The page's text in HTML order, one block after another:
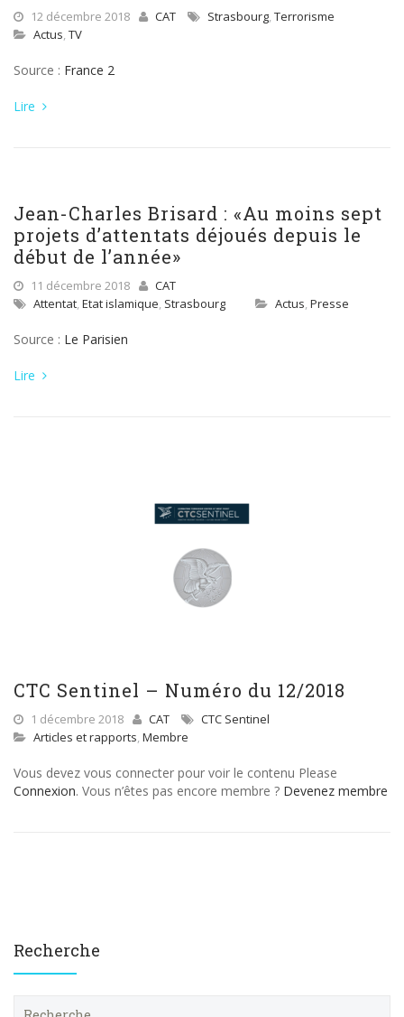
12 décembre 2018 CAT Strasbourg, Terrorisme
Actus, TV
Source : France 2
Lire
Jean-Charles Brisard : «Au moins sept
projets d’attentats déjoués depuis le
début de l’année»
11 décembre 2018
CAT
Attentat, Etat islamique, Strasbourg Actus, Presse
Source : Le Parisien
Lire
CTC Sentinel – Numéro du 12/2018
1 décembre 2018 CAT
CTC Sentinel
Articles et rapports, Membre
Vous devez vous connecter pour voir le contenu Please
Connexion. Vous n’êtes pas encore membre ? Devenez membre
Recherche